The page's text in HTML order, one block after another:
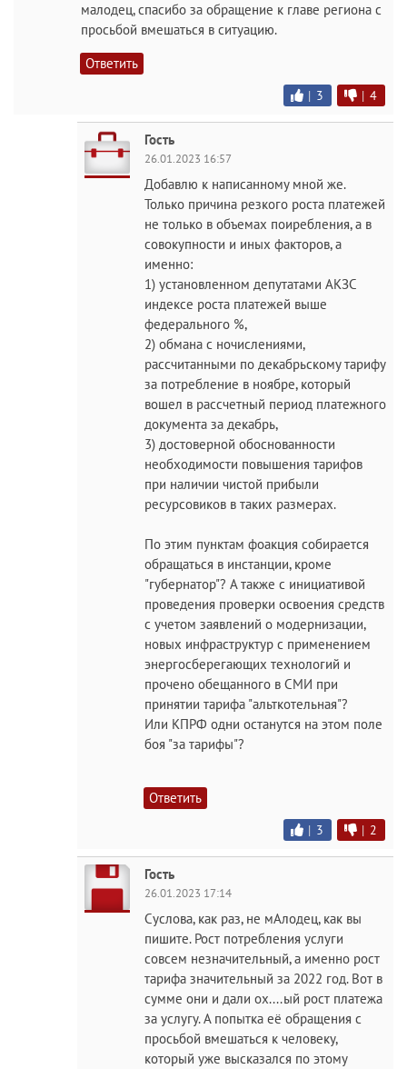
малодец, спасибо за обращение к главе региона с
просьбой вмешаться в ситуацию.
Ответить
| 3 | 4
Гость
26.01.2023 16:57
Добавлю к написанному мной же.
Только причина резкого роста платежей
не только в объемах поиребления, а в
совокупности и иных факторов, а
именно:
1) установленном депутатами АКЗС
индексе роста платежей выше
федерального %,
2) обмана с ночислениями,
рассчитанными по декабрьскому тарифу
за потребление в ноябре, который
вошел в рассчетный период платежного
документа за декабрь,
3) достоверной обоснованности
необходимости повышения тарифов
при наличии чистой прибыли
ресурсовиков в таких размерах.
По этим пунктам фоакция собирается
обращаться в инстанции, кроме
"губернатор"? А также с инициативой
проведения проверки освоения средств
с учетом заявлений о модернизации,
новых инфраструктур с применением
энергосберегающих технологий и
прочено обещанного в СМИ при
принятии тарифа "альткотельная"?
Или КПРФ одни останутся на этом поле
боя "за тарифы"?
Ответить
| 3 | 2
Гость
26.01.2023 17:14
Суслова, как раз, не мАлодец, как вы
пишите. Рост потребления услуги
совсем незначительный, а именно рост
тарифа значительный за 2022 год. Вот в
сумме они и дали ох....ый рост платежа
за услугу. А попытка её обращения с
просьбой вмешаться к человеку,
который уже высказался по этому